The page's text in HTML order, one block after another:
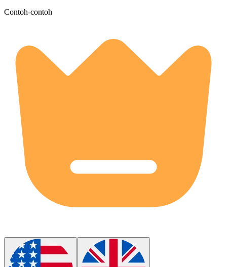
Contoh-contoh